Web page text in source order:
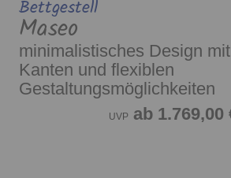
Bettgestell
Maseo
minimalistisches Design
Kanten und flexiblen
Gestaltungsmöglichkeiten
UVP ab 1.769,00